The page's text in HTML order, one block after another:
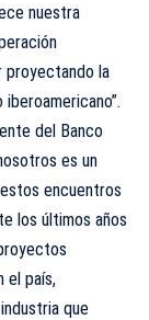
nuestra
proyectando la
del Banco
es un
encuentros
los últimos años
el país,
que